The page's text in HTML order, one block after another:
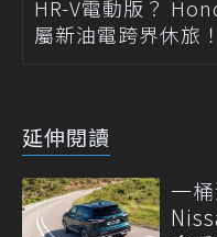
HR-V電動版？
屬新油電跨界休旅
延伸閱讀
一